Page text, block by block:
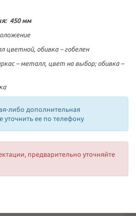
450 мм
цветной, обивка – гобелен
– металл, цвет на выбор; обивка –
либо дополнительная
ее по телефону
предварительно уточняйте